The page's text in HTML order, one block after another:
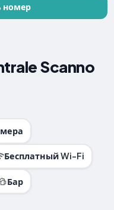
номер
Scanno
Бесплатный Wi-Fi
Бар